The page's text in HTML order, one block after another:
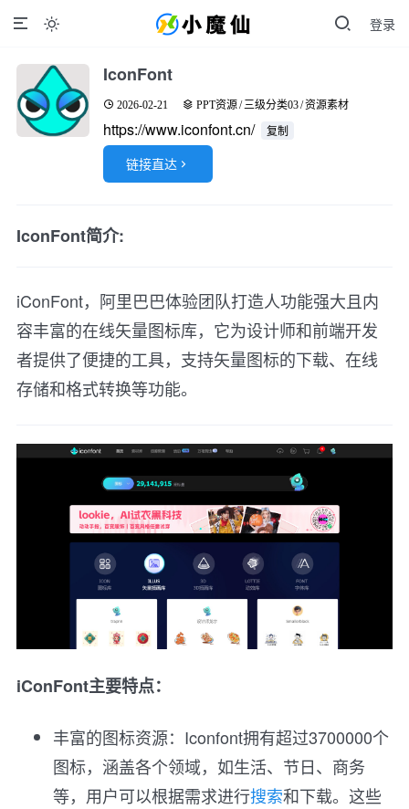
登录

IconFont
2026-02-21 PPT资源/ 三级分类03/资源素材
https://www.iconfont.cn/ 复制
链接直达 
IconFont简介:
iConFont，阿里巴巴体验团队打造人功能强大且内
容丰富的在线矢量图标库，它为设计师和前端开发
者提供了便捷的工具，支持矢量图标的下载、在线
存储和格式转换等功能。
iConFont主要特点：
丰富的图标资源：Iconfont拥有超过3700000个
图标，涵盖各个领域，如生活、节日、商务
等，用户可以根据需求进行搜索和下载。这些